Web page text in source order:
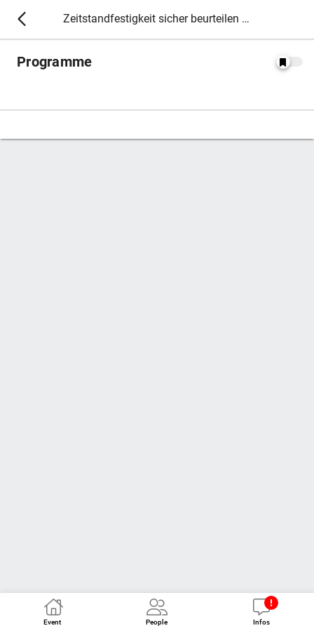
Zeitstandfestigkeit sicher beurteilen - Seminar zur Gefügeabdrucktechnik (VGBE 517) 2026
Programme
Event People Infos